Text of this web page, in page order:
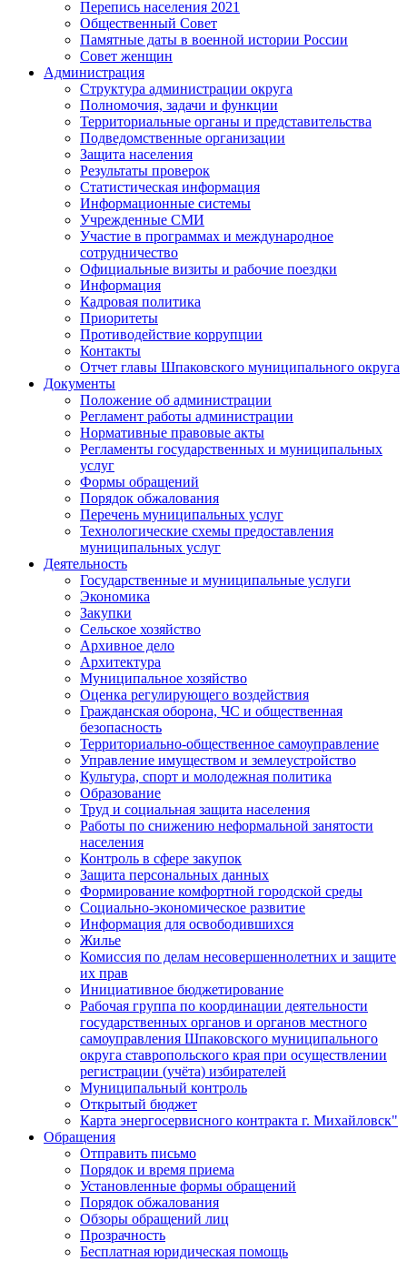
Перепись населения 2021
Общественный Совет
Памятные даты в военной истории России
Совет женщин
Администрация
Структура администрации округа
Полномочия, задачи и функции
Территориальные органы и представительства
Подведомственные организации
Защита населения
Результаты проверок
Статистическая информация
Информационные системы
Учрежденные СМИ
Участие в программах и международное
сотрудничество
Официальные визиты и рабочие поездки
Информация
Кадровая политика
Приоритеты
Противодействие коррупции
Контакты
Отчет главы Шпаковского муниципального округа
Документы
Положение об администрации
Регламент работы администрации
Нормативные правовые акты
Регламенты государственных и муниципальных
услуг
Формы обращений
Порядок обжалования
Перечень муниципальных услуг
Технологические схемы предоставления
муниципальных услуг
Деятельность
Государственные и муниципальные услуги
Экономика
Закупки
Сельское хозяйство
Архивное дело
Архитектура
Муниципальное хозяйство
Оценка регулирующего воздействия
Гражданская оборона, ЧС и общественная
безопасность
Территориально-общественное самоуправление
Управление имуществом и землеустройство
Культура, спорт и молодежная политика
Образование
Труд и социальная защита населения
Работы по снижению неформальной занятости
населения
Контроль в сфере закупок
Защита персональных данных
Формирование комфортной городской среды
Социально-экономическое развитие
Информация для освободившихся
Жилье
Комиссия по делам несовершеннолетних и защите
их прав
Инициативное бюджетирование
Рабочая группа по координации деятельности
государственных органов и органов местного
самоуправления Шпаковского муниципального
округа ставропольского края при осуществлении
регистрации (учёта) избирателей
Муниципальный контроль
Открытый бюджет
Карта энергосервисного контракта г. Михайловск"
Обращения
Отправить письмо
Порядок и время приема
Установленные формы обращений
Порядок обжалования
Обзоры обращений лиц
Прозрачность
Бесплатная юридическая помощь